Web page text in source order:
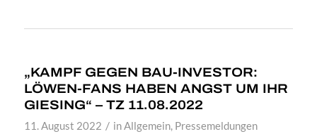
„KAMPF GEGEN BAU-INVESTOR:
LÖWEN-FANS HABEN ANGST UM IHR
GIESING“ – TZ 11.08.2022
11. August 2022 / inAllgemein, Pressemeldungen